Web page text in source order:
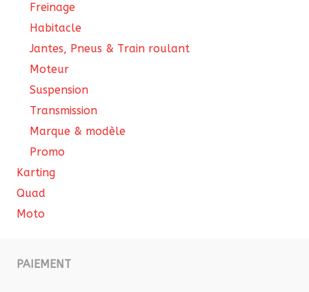
Freinage
Habitacle
Jantes, Pneus & Train roulant
Moteur
Suspension
Transmission
Marque & modèle
Promo
Karting
Quad
Moto
PAIEMENT